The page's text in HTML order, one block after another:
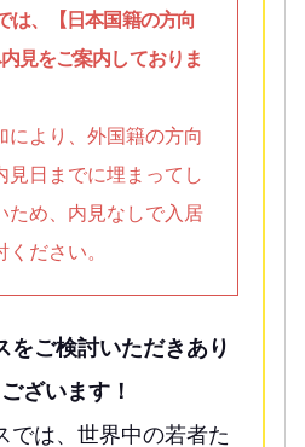
は、【日本国籍の方向
見をご案内しておりま
により、外国籍の方向
日までに埋まってし
ため、内見なしで入居
ださい。
をご検討いただきあり
ざいます！
では、世界中の若者た